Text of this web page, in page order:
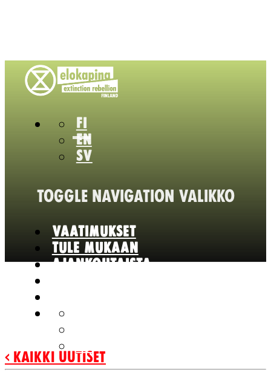
FI
EN
SV
TOGGLE NAVIGATION VALIKKO
VAATIMUKSET
TULE MUKAAN
AJANKOHTAISTA
‹ Kaikki uutiset